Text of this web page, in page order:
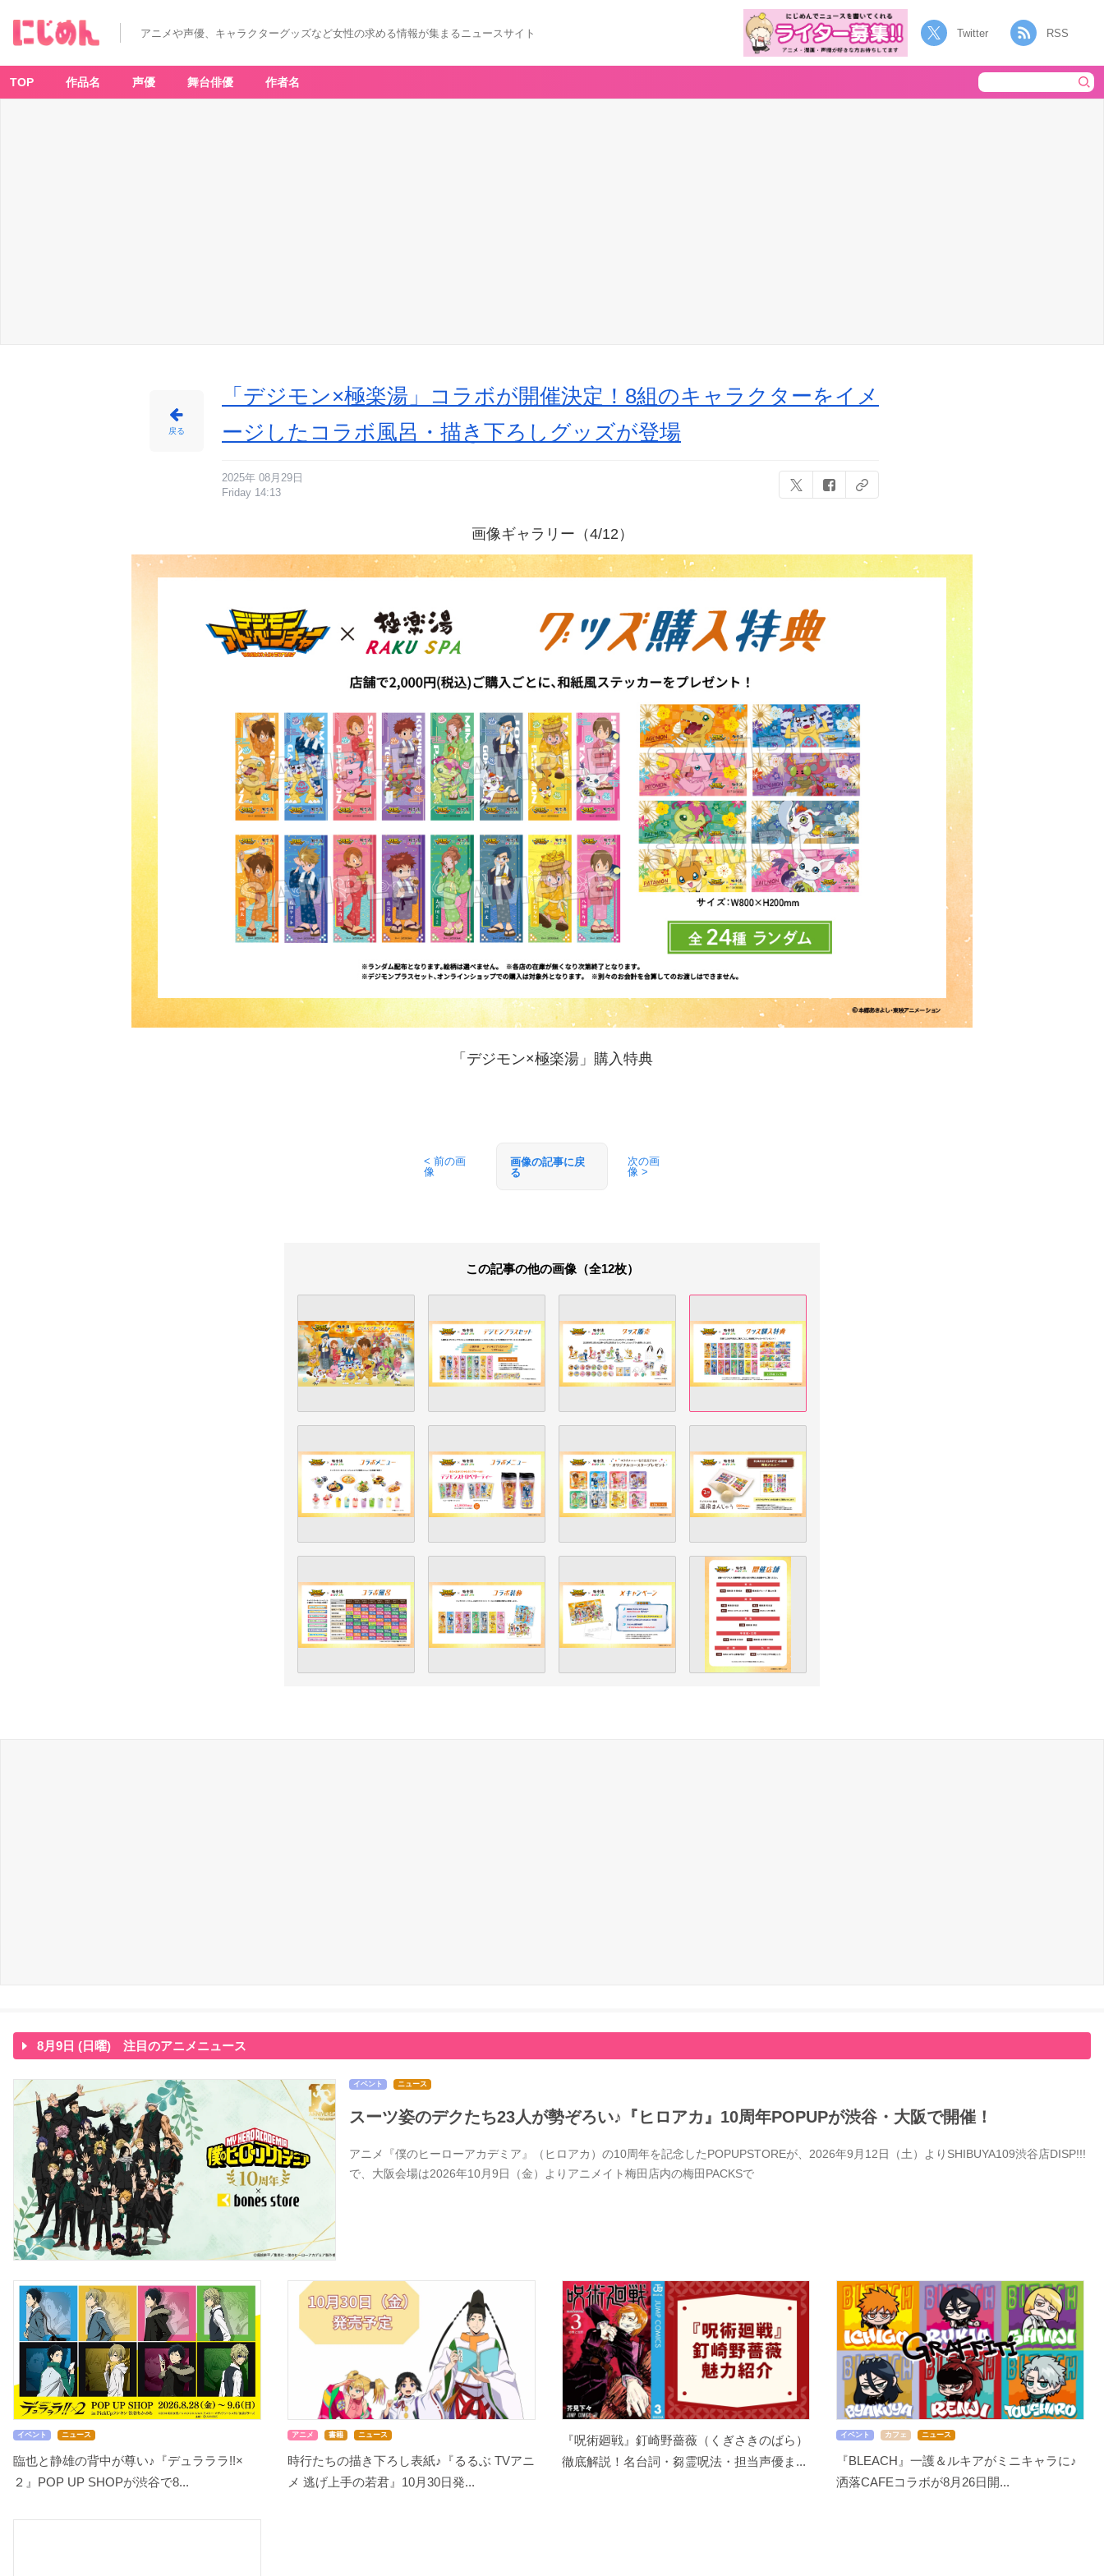
楽
購
入
特
アニメや声優、キャラクターグッズなど女性の求める情報が集まるニュースサイト Twitter RSS
TOP 作品名 声優 舞台俳優 作者名
戻る
「デジモン×極楽湯」コラボが開催決定！8組のキャラクターをイメ
ージしたコラボ風呂・描き下ろしグッズが登場
2025年 08月29日
Friday 14:13
画像ギャラリー（4/12）
「デジモン×極楽湯」購入特典
< 前の画
像
画像の記事に戻
る
次の画
像 >
この記事の他の画像（全12枚）
8月9日 (日曜) 注目のアニメニュース
イベント ニュース
スーツ姿のデクたち23人が勢ぞろい♪『ヒロアカ』10周年POPUPが渋谷・大阪で開催！
アニメ『僕のヒーローアカデミア』（ヒロアカ）の10周年を記念したPOPUPSTOREが、2026年9月12日（土）よりSHIBUYA109渋谷店DISP!!!
で、大阪会場は2026年10月9日（金）よりアニメイト梅田店内の梅田PACKSで
イベント ニュース
臨也と静雄の背中が尊い♪『デュラララ!!×
２』POP UP SHOPが渋谷で8...
アニメ 書籍 ニュース
時行たちの描き下ろし表紙♪『るるぶ TVアニ
メ 逃げ上手の若君』10月30日発...
『呪術廻戦』釘崎野薔薇（くぎさきのばら）
徹底解説！名台詞・芻霊呪法・担当声優ま...
イベント カフェ ニュース
『BLEACH』一護＆ルキアがミニキャラに♪
洒落CAFEコラボが8月26日開...